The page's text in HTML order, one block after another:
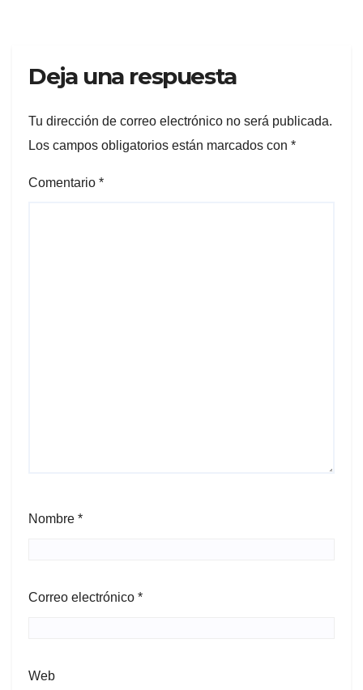
Deja una respuesta
Tu dirección de correo electrónico no será publicada.
Los campos obligatorios están marcados con *
Comentario *
Nombre *
Correo electrónico *
Web